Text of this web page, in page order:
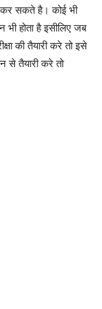
सकते है। कोई भी
भी होता है इसीलिए जब
की तैयारी करे तो इसे
तैयारी करे तो